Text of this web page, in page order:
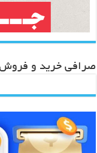
صرافی خرید و فروش